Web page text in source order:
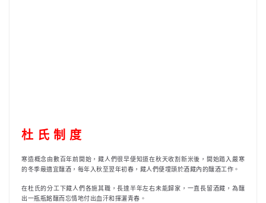
杜 氏 制 度
寒造概念由數百年前開始，藏人們很早便知道在秋天收割新米後，開始踏入嚴寒
的冬季最適宜釀酒，每年入秋至翌年初春，藏人們便埋頭於酒藏內的釀酒工作。
在杜氏的分工下藏人們各施其職，長達半年左右未能歸家，一直長留酒藏，為釀
出一瓶瓶銘釀而忘情地付出血汗和揮灑青春。